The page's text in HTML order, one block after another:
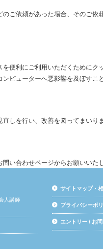
ご依頼があった場合、そのご
便利にご利用いただくために
ピューターへ悪影響を及ぼすこ
しを行い、改善を図ってまいりま
い合わせページからお願いいた
人講師
サイトマップ・
プライバシーポ
エントリー / お